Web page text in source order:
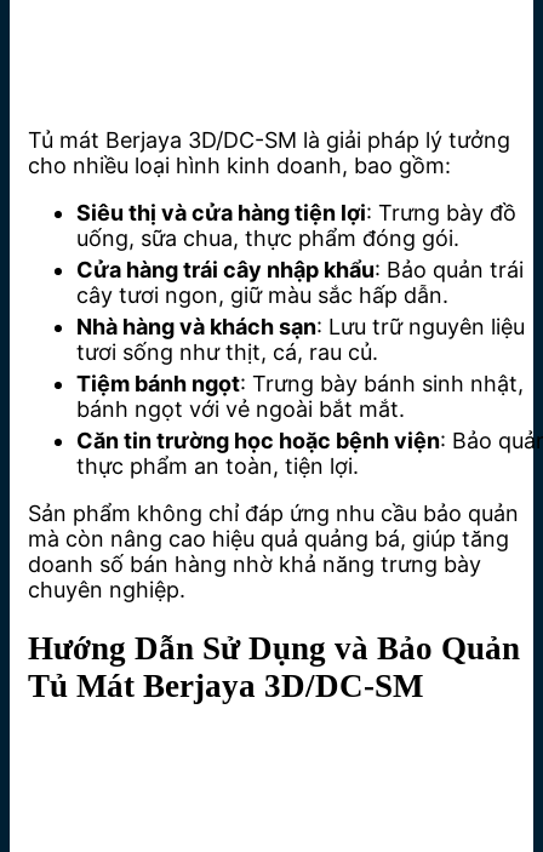
Tủ mát Berjaya 3D/DC-SM là giải pháp lý tưởng
cho nhiều loại hình kinh doanh, bao gồm:
Siêu thị và cửa hàng tiện lợi: Trưng bày đồ
uống, sữa chua, thực phẩm đóng gói.
Cửa hàng trái cây nhập khẩu: Bảo quản trái
cây tươi ngon, giữ màu sắc hấp dẫn.
Nhà hàng và khách sạn: Lưu trữ nguyên liệu
tươi sống như thịt, cá, rau củ.
Tiệm bánh ngọt: Trưng bày bánh sinh nhật,
bánh ngọt với vẻ ngoài bắt mắt.
Căn tin trường học hoặc bệnh viện: Bảo
thực phẩm an toàn, tiện lợi.
Sản phẩm không chỉ đáp ứng nhu cầu bảo quản
mà còn nâng cao hiệu quả quảng bá, giúp tăng
doanh số bán hàng nhờ khả năng trưng bày
chuyên nghiệp.
Hướng Dẫn Sử Dụng và Bảo Quản
Tủ Mát Berjaya 3D/DC-SM